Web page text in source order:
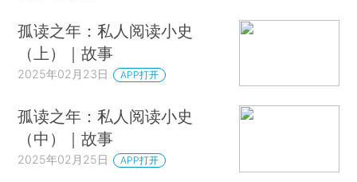
孤读之年：私人阅读小史
（上）｜故事
2025年02月23日 APP打开
孤读之年：私人阅读小史
（中）｜故事
2025年02月25日 APP打开